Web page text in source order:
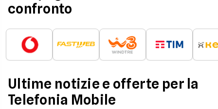
confronto
Ultime notizie e offerte per la
Telefonia Mobile